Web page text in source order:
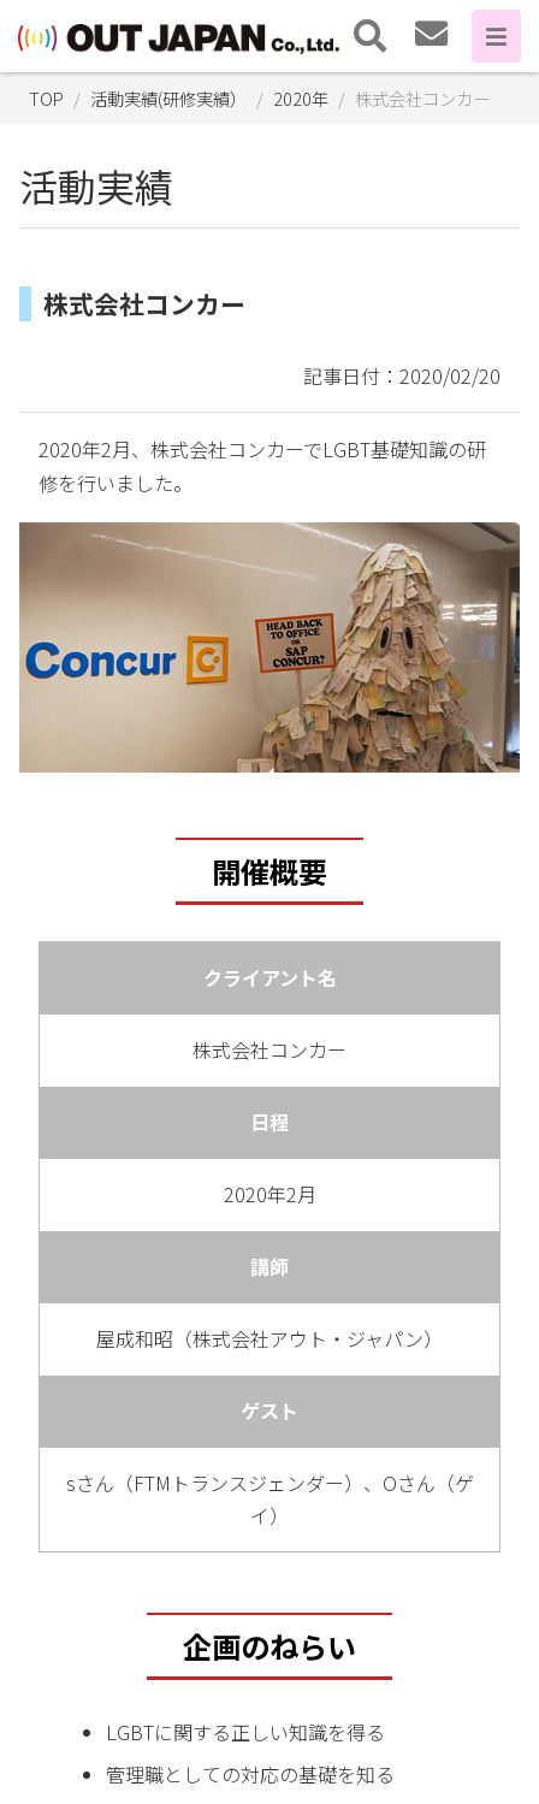
TOP 活動実績(研修実績） 2020年 株式会社コンカー
活動実績
株式会社コンカー
記事日付：2020/02/20
2020年2月、株式会社コンカーでLGBT基礎知識の研
修を行いました。
開催概要
クライアント名
株式会社コンカー
日程
2020年2月
講師
屋成和昭（株式会社アウト・ジャパン）
ゲスト
sさん（FTMトランスジェンダー）、Oさん（ゲ
イ）
企画のねらい
LGBTに関する正しい知識を得る
管理職としての対応の基礎を知る